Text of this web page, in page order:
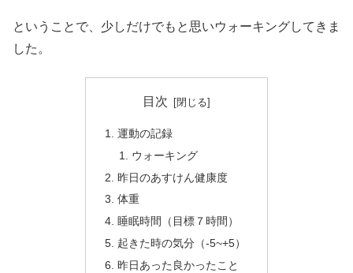
ということで、少しだけでもと思いウォーキングしてきま
した。
目次
運動の記録
ウォーキング
昨日のあすけん健康度
体重
睡眠時間（目標７時間）
起きた時の気分（-5~+5）
昨日あった良かったこと